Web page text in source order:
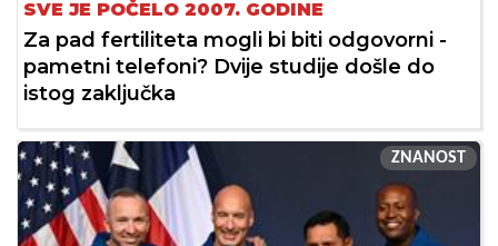
SVE JE POČELO 2007. GODINE
Za pad fertiliteta mogli bi biti odgovorni -
pametni telefoni? Dvije studije došle do
istog zaključka
ZNANOST